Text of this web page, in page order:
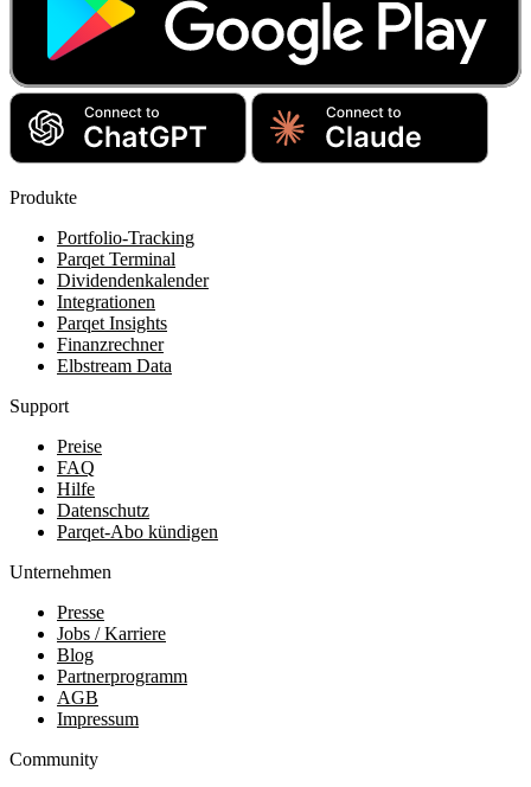
Produkte
Portfolio-Tracking
Parqet Terminal
Dividendenkalender
Integrationen
Parqet Insights
Finanzrechner
Elbstream Data
Support
Preise
FAQ
Hilfe
Datenschutz
Parqet-Abo kündigen
Unternehmen
Presse
Jobs / Karriere
Blog
Partnerprogramm
AGB
Impressum
Community